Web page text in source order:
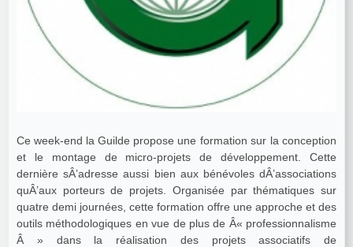
Ce week-end la Guilde propose une formation sur la conception
et le montage de micro-projets de développement. Cette
dernière sÂ’adresse aussi bien aux bénévoles dÂ’associations
quÂ’aux porteurs de projets. Organisée par thématiques sur
quatre demi journées, cette formation offre une approche et des
outils méthodologiques en vue de plus de Â« professionnalisme
Â » dans la réalisation des projets associatifs de